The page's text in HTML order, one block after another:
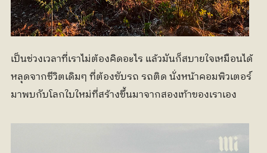
เป็นช่วงเวลาที่เราไม่ต้องคิดอะไร แล้วมันก็สบายใจเหมือนได้
หลุดจากชีวิตเดิมๆ ที่ต้องขับรถ รถติด นั่งหน้าคอมพิวเตอร์
มาพบกับโลกใบใหม่ที่สร้างขึ้นมาจากสองเท้าของเราเอง